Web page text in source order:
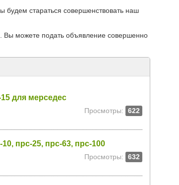
будем стараться совершенствовать наш
Вы можете подать объявление совершенно
для мерседес
Просмотры: 622
прс-25, прс-63, прс-100
Просмотры: 632